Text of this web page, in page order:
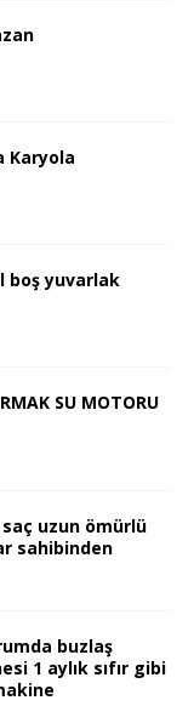
Karyola
boş yuvarlak
SU MOTORU
saç uzun ömürlü
sahibinden
buzlaş
1 aylık sıfır gibi